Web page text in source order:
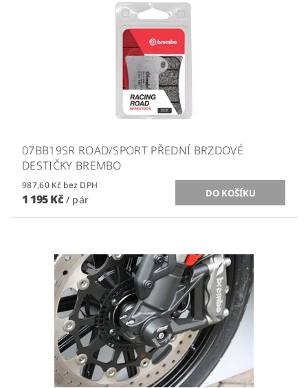
07BB19SR ROAD/SPORT PŘEDNÍ BRZDOVÉ
DESTIČKY BREMBO
987,60 Kč bez DPH
1 195 Kč / pár